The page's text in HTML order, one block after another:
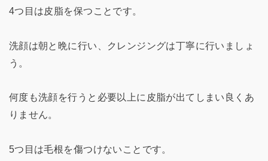
4つ目は皮脂を保つことです。
洗顔は朝と晩に行い、クレンジングは丁寧に行いましょ
う。
何度も洗顔を行うと必要以上に皮脂が出てしまい良くあ
りません。
5つ目は毛根を傷つけないことです。